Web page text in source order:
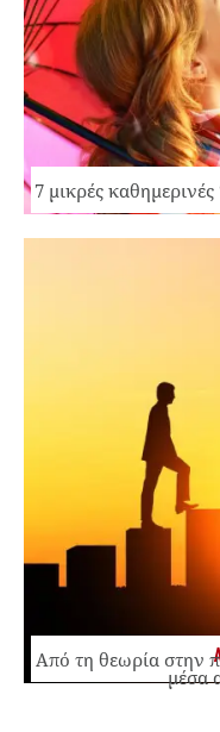
7 μικρές
Από τη θεωρία στην
μέσα